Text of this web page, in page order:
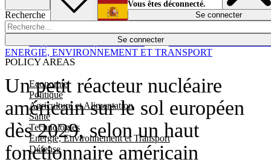
Recherche
Se connecter
POLICY AREAS
Economie
Politique
Agriculture et Alimentation
Santé
Technologies
Energie, Environnement et Transport
Défense
Économie
Español
Vous êtes déconnecté.
Se connecter
Un petit réacteur nucléaire
américain sur le sol européen
dès 2029, selon un haut
fonctionnaire américain
ENERGIE, ENVIRONNEMENT ET TRANSPORT